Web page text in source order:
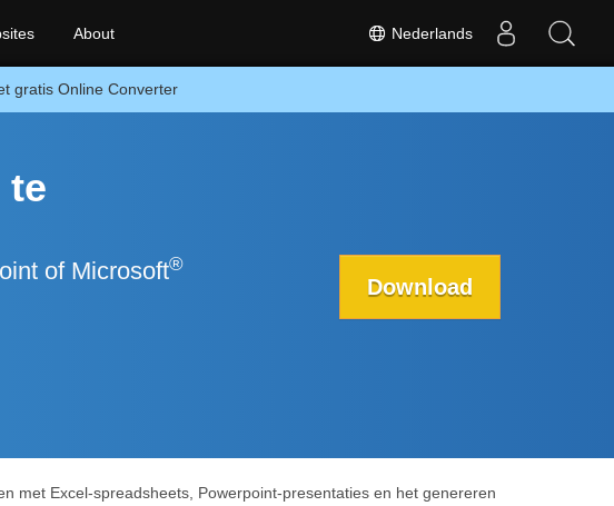
Nederlands
About
gratis Online Converter
te
of Microsoft®
Download
met Excel-spreadsheets, Powerpoint-presentaties en het genereren